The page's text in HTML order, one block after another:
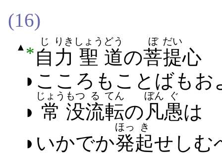
(16)
▲ *自
じ
力
りき
聖
しょう
道
どう
の菩
ぼ
提
だい
心
◗こころ​も​ことば​も​お
◗ 常
じょう
没
もつ
流
る
転
てん
の 凡
ぼん
愚
ぐ
は
◗いかでか発
ほっ
起
き
せしむ​